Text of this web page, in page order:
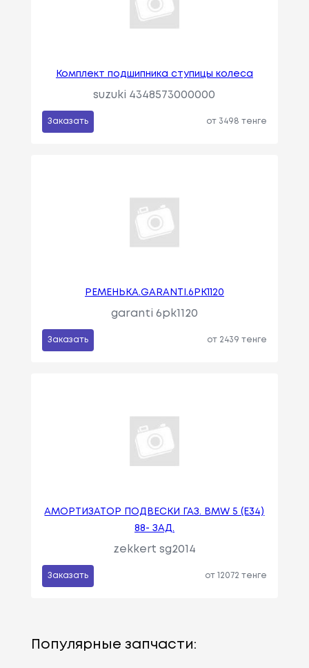
Комплект подшипника ступицы колеса
suzuki 4348573000000
Заказать от 3498 тенге
РЕМЕНЬKA.GARANTI.6PK1120
garanti 6pk1120
Заказать от 2439 тенге
АМОРТИЗАТОР ПОДВЕСКИ ГАЗ. BMW 5 (E34)
88- ЗАД.
zekkert sg2014
Заказать от 12072 тенге
Популярные запчасти: